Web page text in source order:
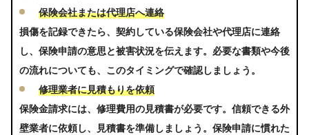
保険会社または代理店へ連絡
損傷を記録できたら、契約している保険会社や代理店に連絡
し、保険申請の意思と被害状況を伝えます。必要な書類や今後
の流れについても、このタイミングで確認しましょう。
修理業者に見積もりを依頼
保険金請求には、修理費用の見積書が必要です。信頼できる外
壁業者に依頼し、見積書を準備しましょう。保険申請に慣れた